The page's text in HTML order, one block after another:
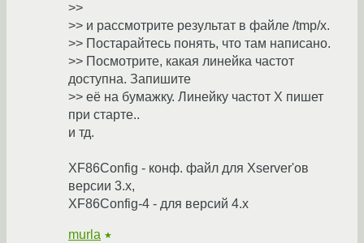
>>
>> и рассмотрите результат в файле /tmp/x.
>> Постарайтесь понять, что там написано.
>> Посмотрите, какая линейка частот
доступна. Запишите
>> её на бумажку. Линейку частот X пишет
при старте..
и тд.
XF86Config - конф. файл для Xserver'ов
версии 3.x,
XF86Config-4 - для версий 4.x
murla ★